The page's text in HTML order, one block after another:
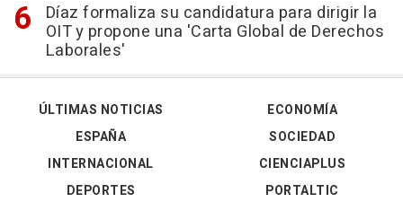
Díaz formaliza su candidatura para dirigir la
OIT y propone una 'Carta Global de Derechos
Laborales'
ÚLTIMAS NOTICIAS
ESPAÑA
INTERNACIONAL
DEPORTES
ECONOMÍA
SOCIEDAD
CIENCIAPLUS
PORTALTIC